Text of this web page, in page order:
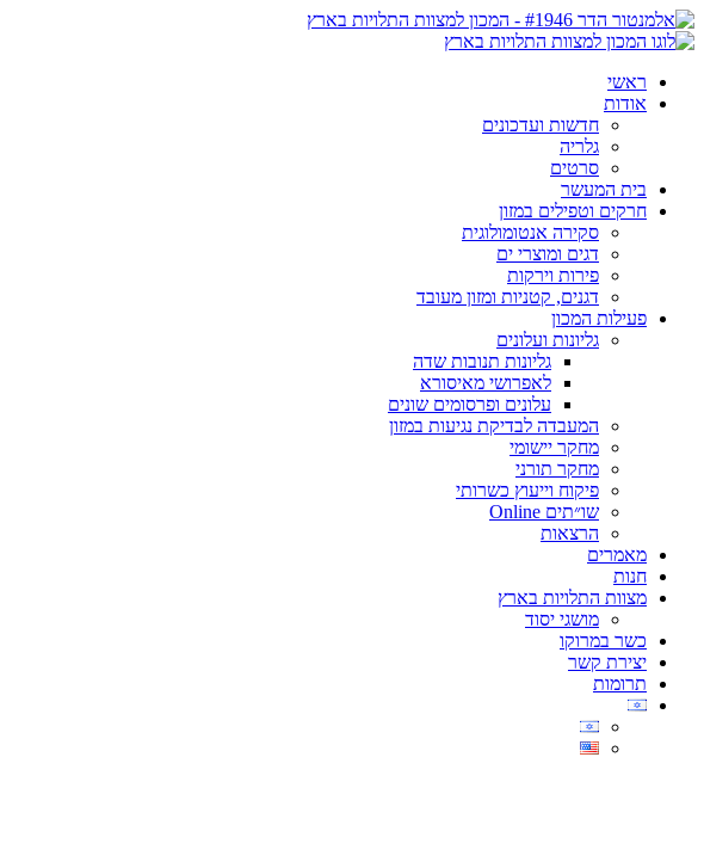
ראשי
אודות
חדשות ועדכונים
גלריה
סרטים
בית המעשר
חרקים וטפילים במזון
סקירה אנטומולוגית
דגים ומוצרי ים
פירות וירקות
דגנים, קטניות ומזון מעובד
פעילות המכון
גליונות ועלונים
גליונות תנובות שדה
לאפרושי מאיסורא
עלונים ופרסומים שונים
המעבדה לבדיקת נגיעות במזון
מחקר יישומי
מחקר תורני
פיקוח וייעוץ כשרותי
שו״תים Online
הרצאות
מאמרים
חנות
מצוות התלויות בארץ
מושגי יסוד
כשר במרוקו
יצירת קשר
תרומות